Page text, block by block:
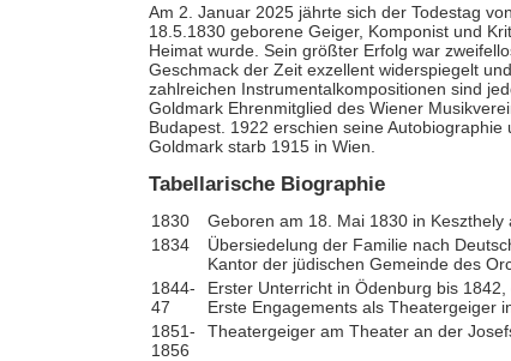
Am 2. Januar 2025 jährte sich der Todestag von
18.5.1830 geborene Geiger, Komponist und
Heimat wurde. Sein größter Erfolg war
Geschmack der Zeit exzellent widerspiegelt
zahlreichen Instrumentalkompositionen sind
Goldmark Ehrenmitglied des Wiener
Budapest. 1922 erschien seine
Goldmark starb 1915 in Wien.
Tabellarische Biographie
1830
Geboren am 18. Mai 1830 in Keszthely
1834
Übersiedelung der Familie nach
Kantor der jüdischen Gemeinde des
1844-
47
Erster Unterricht in Ödenburg bis
Erste Engagements als Theatergeiger
1851-
1856
Theatergeiger am Theater an der